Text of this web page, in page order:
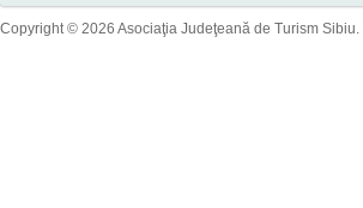
Copyright © 2026 Asociaţia Judeţeană de Turism